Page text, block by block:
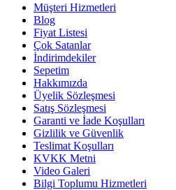
Müşteri Hizmetleri
Blog
Fiyat Listesi
Çok Satanlar
İndirimdekiler
Sepetim
Hakkımızda
Üyelik Sözleşmesi
Satış Sözleşmesi
Garanti ve İade Koşulları
Gizlilik ve Güvenlik
Teslimat Koşulları
KVKK Metni
Video Galeri
Bilgi Toplumu Hizmetleri